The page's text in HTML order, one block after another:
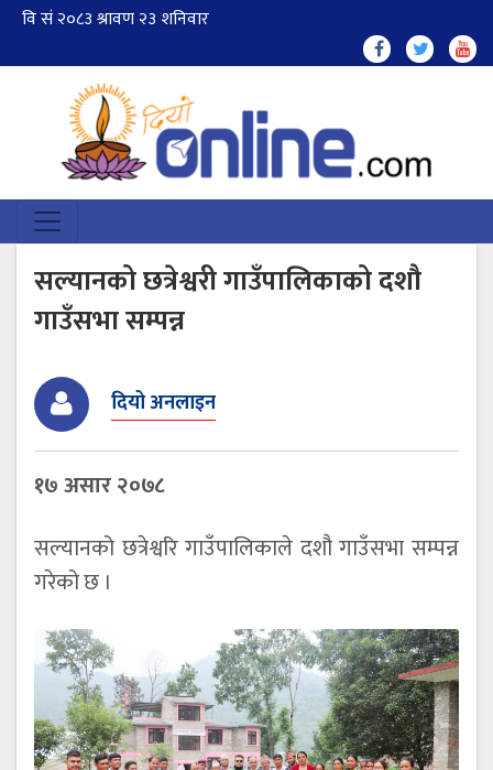
सल्यानको छत्रेश्वरी गाउँपालिकाको दशौ
गाउँसभा सम्पन्न
दियो अनलाइन
१७ असार २०७८
सल्यानको छत्रेश्वरि गाउँपालिकाले दशौ गाउँसभा सम्पन्न
गरेको छ ।